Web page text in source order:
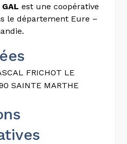
est une coopérative
le département Eure –
FRICHOT LE
SAINTE MARTHE